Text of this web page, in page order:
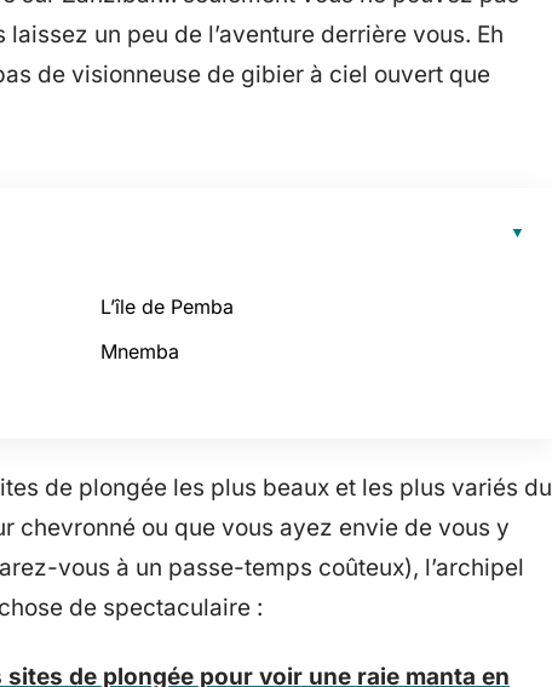
un peu de l’aventure derrière vous. Eh
de visionneuse de gibier à ciel ouvert que
L’île de Pemba
Mnemba
de plongée les plus beaux et les plus variés du
chevronné ou que vous ayez envie de vous y
vous à un passe-temps coûteux), l’archipel
de spectaculaire :
de plongée pour voir une raie manta en